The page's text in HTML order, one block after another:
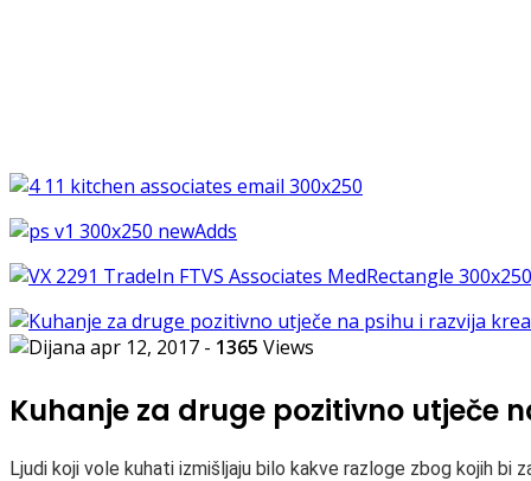
apr 12, 2017 - 1365 Views
Kuhanje za druge pozitivno utječe
Ljudi koji vole kuhati izmišljaju bilo kakve razloge zbog kojih bi